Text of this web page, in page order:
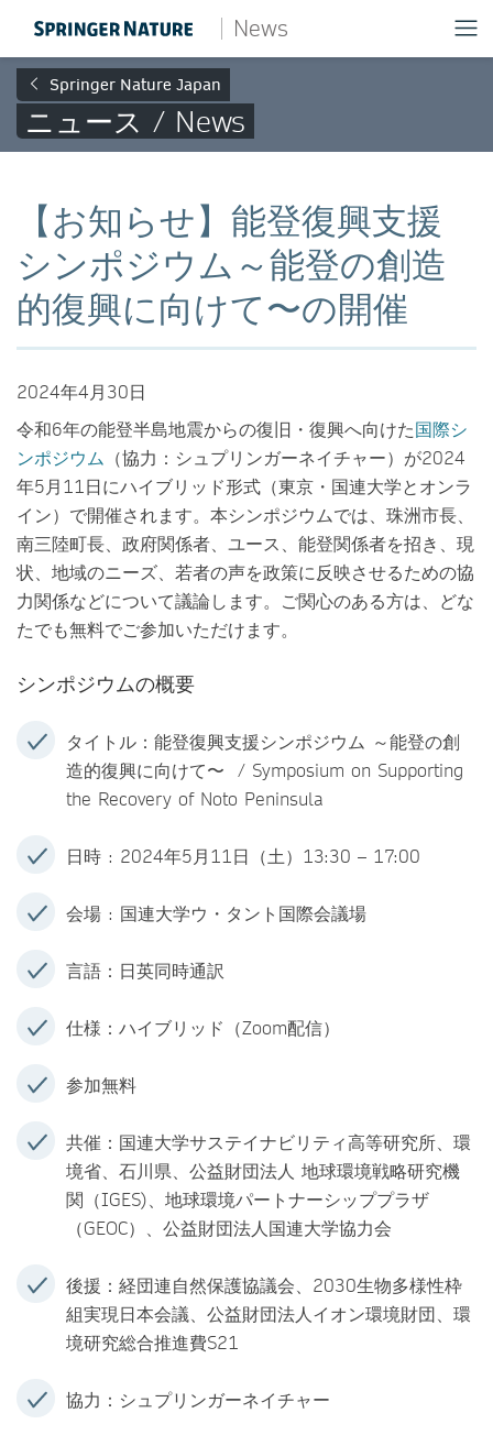
News
Springer Nature Japan
ニュース / News
【お知らせ】能登復興支援
シンポジウム～能登の創造
的復興に向けて〜の開催
2024年4月30日
令和6年の能登半島地震からの復旧・復興へ向けた国際シ
ンポジウム （協力：シュプリンガーネイチャー）が2024
年5月11日にハイブリッド形式（東京・国連大学とオンラ
イン）で開催されます。本シンポジウムでは、珠洲市長、
南三陸町長、政府関係者、ユース、能登関係者を招き、現
状、地域のニーズ、若者の声を政策に反映させるための協
力関係などについて議論します。ご関心のある方は、どな
たでも無料でご参加いただけます。
シンポジウムの概要
タイトル：能登復興支援シンポジウム ～能登の創
造的復興に向けて〜 / Symposium on Supporting
the Recovery of Noto Peninsula
日時 : 2024年5月11日（土）13:30 – 17:00
会場 : 国連大学ウ・タント国際会議場
言語：日英同時通訳
仕様：ハイブリッド（Zoom配信）
参加無料
共催：国連大学サステイナビリティ高等研究所、環
境省、石川県、公益財団法人 地球環境戦略研究機
関（IGES)、地球環境パートナーシッププラザ
（GEOC）、公益財団法人国連大学協力会
後援：経団連自然保護協議会、2030生物多様性枠
組実現日本会議、公益財団法人イオン環境財団、環
境研究総合推進費S21
協力：シュプリンガーネイチャー